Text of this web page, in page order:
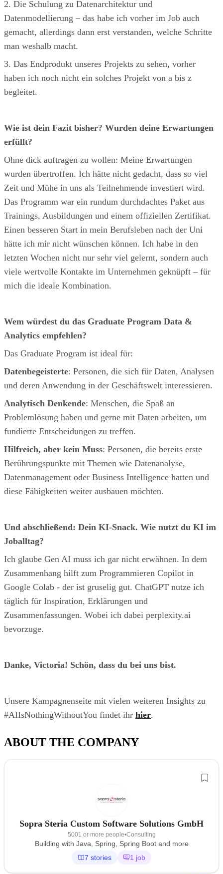
2. Die Schulung zu Datenarchitektur und
Datenmodellierung – das habe ich vorher im Job auch
gemacht, allerdings dann erst verstanden, welche Schritte
man weshalb macht.
3. Das Endprodukt unseres Projekts zu sehen, vorher
haben ich noch nicht ein solches Projekt von a bis z
begleitet.
Wie ist dein Fazit bisher? Wurden deine Erwartungen
erfüllt?
Ohne dick auftragen zu wollen: Meine Erwartungen
wurden übertroffen. Ich hätte nicht gedacht, dass so viel
Zeit und Mühe in uns als Teilnehmende investiert wird.
Das Programm war ein rundum durchdachtes Paket aus
Trainings, Ausbildungen und einem offiziellen Zertifikat.
Einen besseren Start in mein Berufsleben nach der Uni
hätte ich mir nicht wünschen können. Ich habe in den
letzten Wochen nicht nur sehr viel gelernt, sondern auch
viele wertvolle Kontakte im Unternehmen geknüpft – für
mich die ideale Kombination.
Wem würdest du das Graduate Program Data &
Analytics empfehlen?
Das Graduate Program ist ideal für:
Datenbegeisterte: Personen, die sich für Daten, Analysen
und deren Anwendung in der Geschäftswelt interessieren.
Analytisch Denkende: Menschen, die Spaß an
Problemlösung haben und gerne mit Daten arbeiten, um
fundierte Entscheidungen zu treffen.
Hilfreich, aber kein Muss: Personen, die bereits erste
Berührungspunkte mit Themen wie Datenanalyse,
Datenmanagement oder Business Intelligence hatten und
diese Fähigkeiten weiter ausbauen möchten.
Und abschließend: Dein KI-Snack. Wie nutzt du KI im
Joballtag?
Ich glaube Gen AI muss ich gar nicht erwähnen. In dem
Zusammenhang hilft zum Programmieren Copilot in
Google Colab - der ist gruselig gut. ChatGPT nutze ich
täglich für Inspiration, Erklärungen und
Zusammenfassungen. Wobei ich dabei perplexity.ai
bevorzuge.
Danke, Victoria! Schön, dass du bei uns bist.
Unsere Kampagnenseite mit vielen weiteren Insights zu
#AIIsNothingWithoutYou findet ihr hier.
ABOUT THE COMPANY
Sopra Steria Custom Software Solutions GmbH
5001 or more people•Consulting
Building with Java, Spring, Spring Boot and more
7 stories
1 job